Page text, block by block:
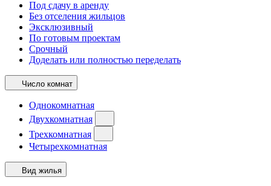
Под сдачу в аренду
Без отселения жильцов
Эксклюзивный
По готовым проектам
Срочный
Доделать или полностью переделать
Число комнат
Однокомнатная
Двухкомнатная
Трехкомнатная
Четырехкомнатная
Вид жилья